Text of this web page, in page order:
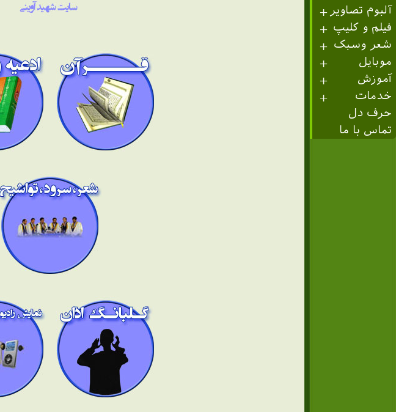
آلبوم تصاویر
فیلم و کلیپ
شعر وسبک
موبایل
آموزش
خدمات
حرف دل
تماس با ما